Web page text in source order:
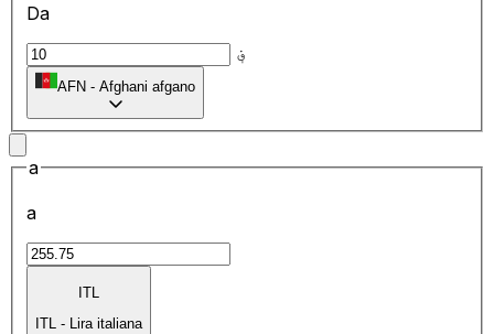
Da
؋
AFN - Afghani afgano
a
a
ITL
ITL - Lira italiana